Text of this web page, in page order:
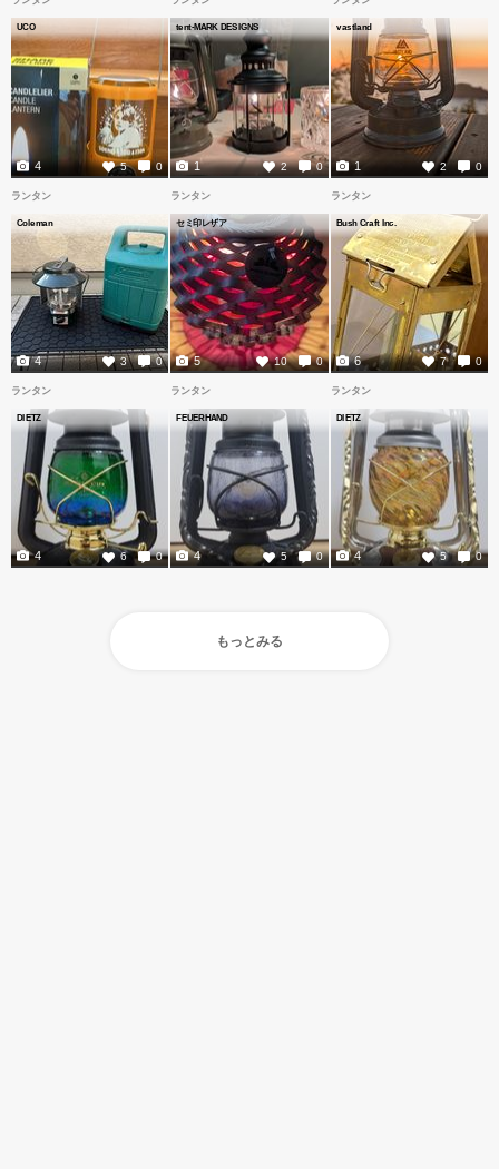
UCO
5 0
4
tent-MARK DESIGNS
2 0
1
vastland
2 0
1
ランタン
Coleman
3 0
4
ランタン
セミ印レザア
10 0
5
ランタン
Bush Craft Inc.
7 0
6
ランタン
DIETZ
6 0
4
ランタン
FEUERHAND
5 0
4
ランタン
DIETZ
5 0
4
もっとみる